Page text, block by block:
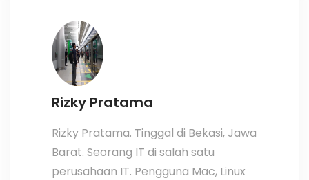
Rizky Pratama
Rizky Pratama. Tinggal di Bekasi, Jawa
Barat. Seorang IT di salah satu
perusahaan IT. Pengguna Mac, Linux